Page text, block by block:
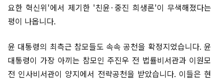
요한 혁신위'에서 제기한 '친윤·중진 희생론'이 무색해졌다는
평이 나옵니다.
윤 대통령의 최측근 참모들도 속속 공천을 확정지었습니다. 윤
대통령이 가장 아끼는 참모인 주진우 전 법률비서관과 이원모
전 인사비서관이 양지에서 전략공천을 받았습니다. 이들은 현